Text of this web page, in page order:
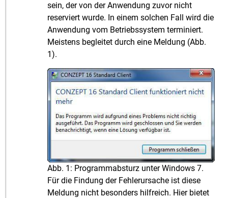
sein, der von der Anwendung zuvor nicht
reserviert wurde. In einem solchen Fall wird die
Anwendung vom Betriebssystem terminiert.
Meistens begleitet durch eine Meldung (Abb.
1).
Abb. 1: Programmabsturz unter Windows 7.
Für die Findung der Fehlerursache ist diese
Meldung nicht besonders hilfreich. Hier bietet